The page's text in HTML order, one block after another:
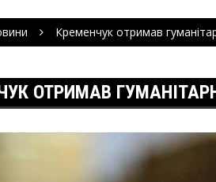
Кременчук отримав
ОТРИМАВ